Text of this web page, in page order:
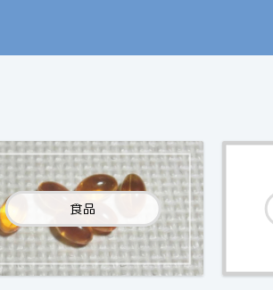
食品